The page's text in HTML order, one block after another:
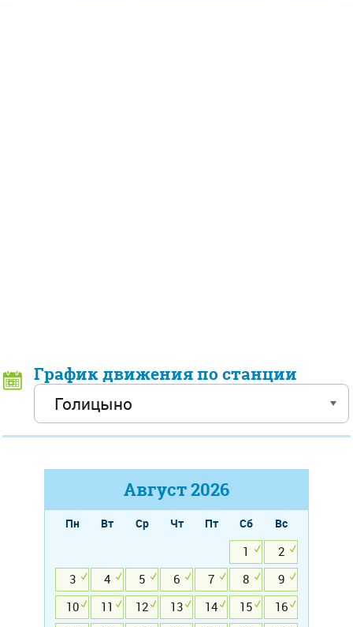
График движения по станции
Август2026
Пн Вт Ср Чт Пт Сб
Вс
1
2
3
4 5 6 7 8
9
10
11 12 13 14 15
16